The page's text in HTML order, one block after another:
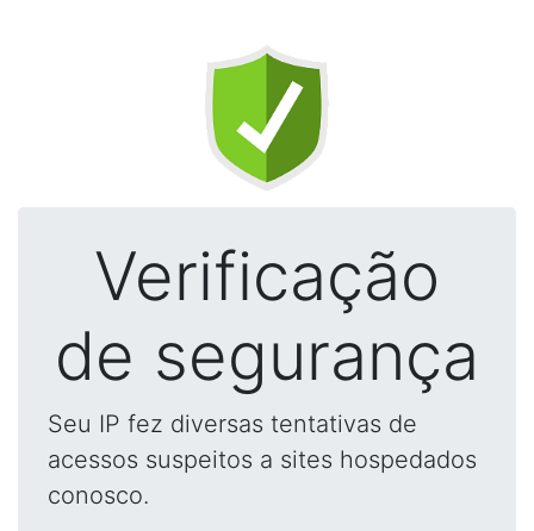
Verificação
de segurança
Seu IP fez diversas tentativas de
acessos suspeitos a sites hospedados
conosco.